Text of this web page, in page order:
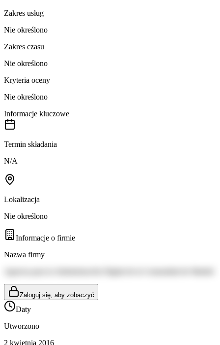
Zakres usług
Nie określono
Zakres czasu
Nie określono
Kryteria oceny
Nie określono
Informacje kluczowe
Termin składania
N/A
Lokalizacja
Nie określono
Informacje o firmie
Nazwa firmy
Zaloguj się, aby zobaczyć
Daty
Utworzono
2 kwietnia 2016